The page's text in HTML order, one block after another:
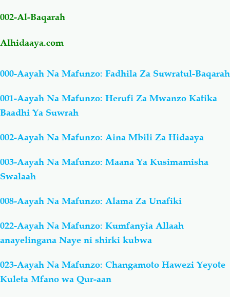
Familia-Jamii
002-Al-Baqarah
Alhidaaya.com
000-Aayah Na Mafunzo: Fadhila Za Suwratul-Baqarah
001-Aayah Na Mafunzo: Herufi Za Mwanzo Katika
Baadhi Ya Suwrah
002-Aayah Na Mafunzo: Aina Mbili Za Hidaaya
003-Aayah Na Mafunzo: Maana Ya Kusimamisha
Swalaah
008-Aayah Na Mafunzo: Alama Za Unafiki
022-Aayah Na Mafunzo: Kumfanyia Allaah
anayelingana Naye ni shirki kubwa
023-Aayah Na Mafunzo: Changamoto Hawezi Yeyote
Kuleta Mfano wa Qur-aan